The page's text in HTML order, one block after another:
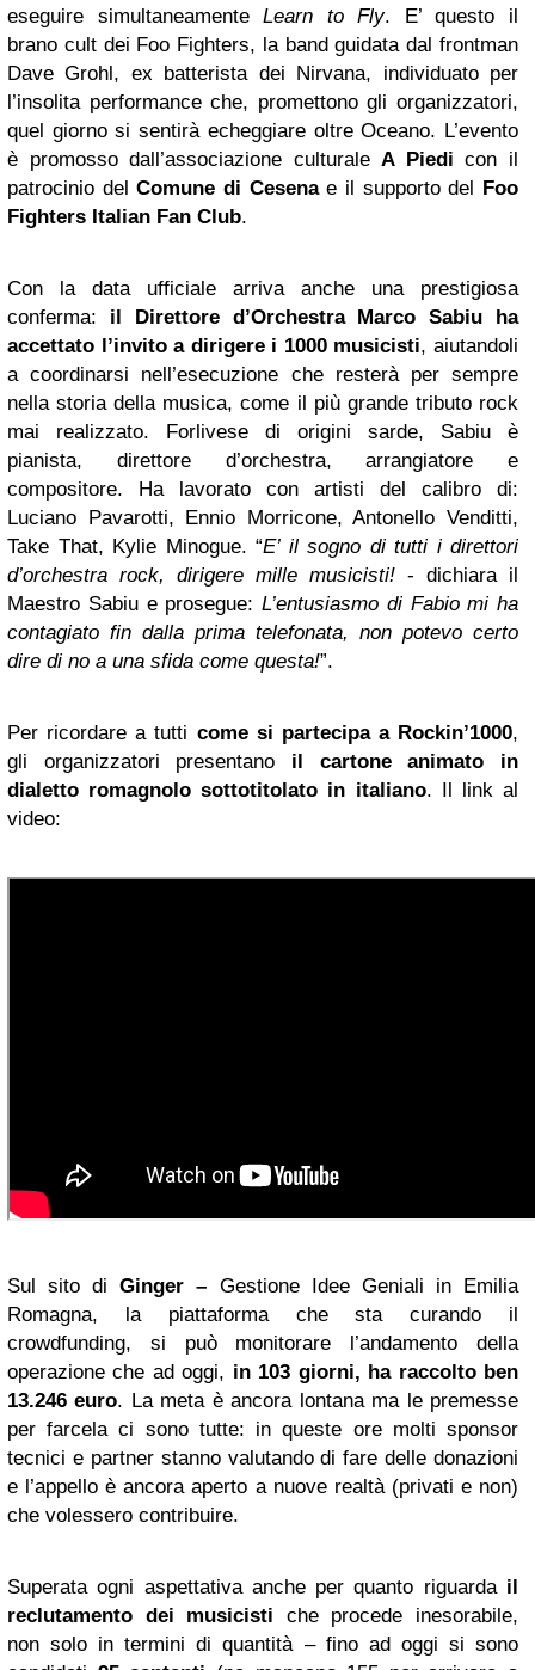
eseguire simultaneamenteLearn to Fly. E’ questo il
brano cult dei Foo Fighters, la band guidata dal frontman
Dave Grohl, ex batterista dei Nirvana, individuato per
l’insolita performance che, promettono gli organizzatori,
quel giorno si sentirà echeggiare oltre Oceano. L’evento
è promosso dall’associazione culturale A Piedicon il
patrocinio delComune di Cesenae il supporto del Foo
Fighters Italian Fan Club.
Con la data ufficiale arriva anche una prestigiosa
conferma: il Direttore d’Orchestra Marco Sabiu ha
accettato l’invito a dirigere i 1000 musicisti, aiutandoli
a coordinarsi nell’esecuzione che resterà per sempre
nella storia della musica, come il più grande tributo rock
mai realizzato. Forlivese di origini sarde, Sabiu è
pianista, direttore d’orchestra, arrangiatore e
compositore. Ha lavorato con artisti del calibro di:
Luciano Pavarotti, Ennio Morricone, Antonello Venditti,
Take That, Kylie Minogue. “E’ il sogno di tutti i direttori
d’orchestra rock, dirigere mille musicisti! - dichiara il
Maestro Sabiu e prosegue: L’entusiasmo di Fabio mi ha
contagiato fin dalla prima telefonata, non potevo certo
dire di no a una sfida come questa!”.
Per ricordare a tutti come si partecipa a Rockin’1000,
gli organizzatori presentano il cartone animato in
dialetto romagnolo sottotitolato in italiano. Il link al
video:
Sul sito diGinger – Gestione Idee Geniali in Emilia
Romagna, la piattaforma che sta curando il
crowdfunding, si può monitorare l’andamento della
operazione che ad oggi, in 103 giorni, ha raccolto ben
13.246 euro. La meta è ancora lontana ma le premesse
per farcela ci sono tutte: in queste ore molti sponsor
tecnici e partner stanno valutando di fare delle donazioni
e l’appello è ancora aperto a nuove realtà (privati e non)
che volessero contribuire.
Superata ogni aspettativa anche per quanto riguarda il
reclutamento dei musicisti che procede inesorabile,
non solo in termini di quantità – fino ad oggi si sono